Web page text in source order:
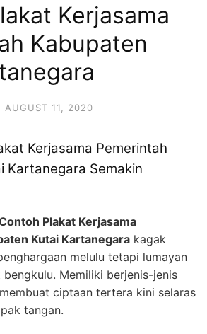
Kerjasama
Kabupaten
AUGUST 11, 2020
Kerjasama Pemerintah
Kartanegara Semakin
Plakat Kerjasama
Kutai Kartanegara kagak
melulu tetapi lumayan
Memiliki berjenis-jenis
ciptaan tertera kini selaras
tangan.